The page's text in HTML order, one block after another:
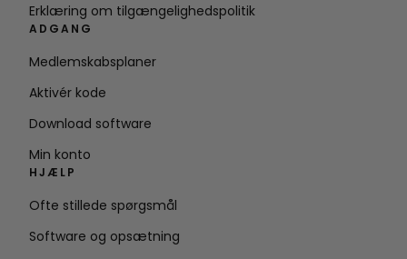
Erklæring om tilgængelighedspolitik
ADGANG
Medlemskabsplaner
Aktivér kode
Download software
Min konto
HJÆLP
Ofte stillede spørgsmål
Software og opsætning